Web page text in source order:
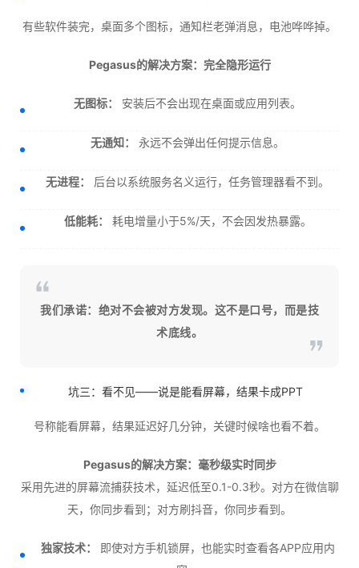
有些软件装完，桌面多个图标，通知栏老弹消息，电池哗哗掉。
Pegasus的解决方案：完全隐形运行
无图标： 安装后不会出现在桌面或应用列表。
无通知： 永远不会弹出任何提示信息。
无进程： 后台以系统服务名义运行，任务管理器看不到。
低能耗： 耗电增量小于5%/天，不会因发热暴露。
我们承诺：绝对不会被对方发现。这不是口号，而是技
术底线。
坑三：看不见——说是能看屏幕，结果卡成PPT
号称能看屏幕，结果延迟好几分钟，关键时候啥也看不着。
Pegasus的解决方案：毫秒级实时同步
采用先进的屏幕流捕获技术，延迟低至0.1-0.3秒。对方在微信聊
天，你同步看到；对方刷抖音，你同步看到。
独家技术：
即使对方手机锁屏，也能实时查看各APP应用内